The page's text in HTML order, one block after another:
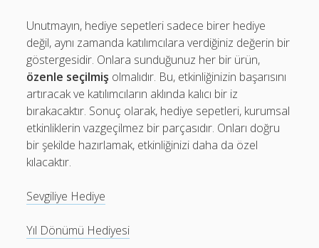
Unutmayın, hediye sepetleri sadece birer hediye
değil, aynı zamanda katılımcılara verdiğiniz değerin bir
göstergesidir. Onlara sunduğunuz her bir ürün,
özenle seçilmiş olmalıdır. Bu, etkinliğinizin başarısını
artıracak ve katılımcıların aklında kalıcı bir iz
bırakacaktır. Sonuç olarak, hediye sepetleri, kurumsal
etkinliklerin vazgeçilmez bir parçasıdır. Onları doğru
bir şekilde hazırlamak, etkinliğinizi daha da özel
kılacaktır.
Sevgiliye Hediye
Yıl Dönümü Hediyesi